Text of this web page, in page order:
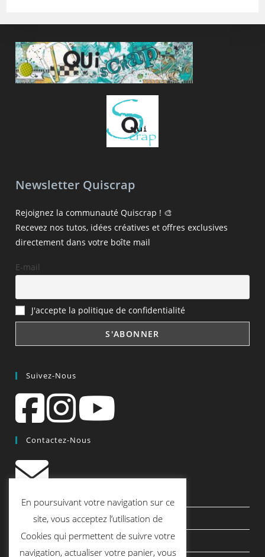
Newsletter Quiscrap
Rejoignez la communauté Quiscrap ! 🎨
Recevez nos tutos, idées créatives et offres exclusives
directement dans votre boîte mail
E-mail
J'accepte la politique de confidentialité
Suivez-Nous
Contactez-Nous
contact@quiscrap.fr
Les Fiches Techniques et les Tutos
Le Blog
En poursuivant votre navigation sur ce
site, vous acceptez l’utilisation de
Cookies qui permettent de suivre votre
navigation, actualiser votre panier, vous